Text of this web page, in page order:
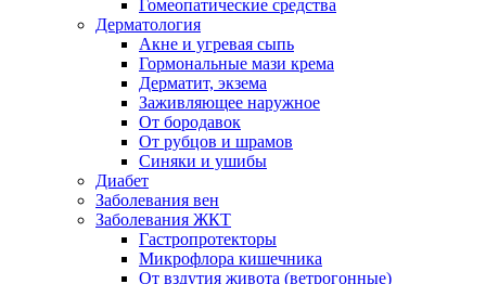
Гомеопатические средства
Дерматология
Акне и угревая сыпь
Гормональные мази крема
Дерматит, экзема
Заживляющее наружное
От бородавок
От рубцов и шрамов
Синяки и ушибы
Диабет
Заболевания вен
Заболевания ЖКТ
Гастропротекторы
Микрофлора кишечника
От вздутия живота (ветрогонные)